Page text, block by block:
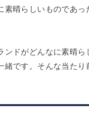
素晴らしいものであっ
ンドがどんなに素晴ら
緒です。そんな当たり